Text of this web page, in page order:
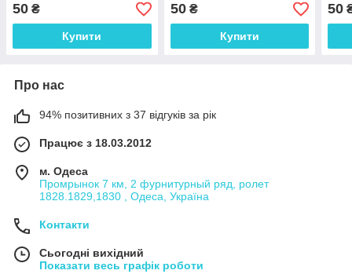
50 ₴
Купити
50₴
Купити
50
Про нас
94% позитивних з 37 відгуків за рік
Працює з 18.03.2012
м. Одеса
Промрынок 7 км, 2 фурнитурный ряд, ролет
1828.1829,1830 , Одеса, Україна
Контакти
Сьогодні вихідний
Показати весь графік роботи